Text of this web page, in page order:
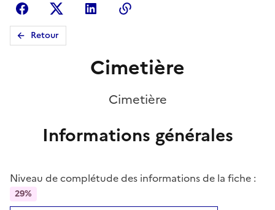
FacebookX (anciennement Twitter)
Linkedin
Retour
Cimetière
Cimetière
Informations générales
Niveau de complétude des informations de la fiche :
29%